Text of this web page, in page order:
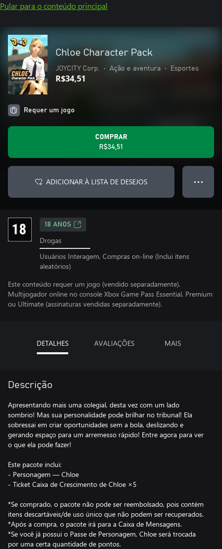
Pular para o conteúdo principal
Chloe Character Pack
JOYCITY Corp. • Ação e aventura • Esportes
R$34,51
Requer um jogo
COMPRAR
R$34,51
ADICIONAR À LISTA DE DESEJOS ● ● ●
18 ANOS
Drogas
Usuários Interagem, Compras on-line (Inclui itens
aleatórios)
Este conteúdo requer um jogo (vendido separadamente).
Multijogador online no console Xbox Game Pass Essential, Premium
ou Ultimate (assinaturas vendidas separadamente).
DETALHES AVALIAÇÕES MAIS
Descrição
Apresentando mais uma colegial, desta vez com um lado
sombrio! Mas sua personalidade pode brilhar no tribunal! Ela
sobressai em criar oportunidades sem a bola, deslizando e
gerando espaço para um arremesso rápido! Entre agora para ver
o que ela pode fazer!
Este pacote inclui:
‑ Personagem — Chloe
‑ Ticket Caixa de Crescimento de Chloe ×5
*Se comprado, o pacote não pode ser reembolsado, pois contém
itens descartáveis/de uso único que não podem ser recuperados.
*Após a compra, o pacote irá para a Caixa de Mensagens.
*Se você já possui o Passe de Personagem, Chloe será trocada
por uma certa quantidade de pontos.